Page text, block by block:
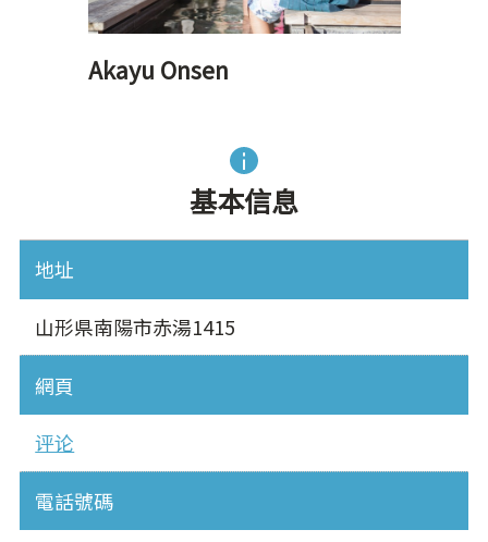
Akayu Onsen
基本信息
地址
山形県南陽市赤湯1415
網頁
评论
電話號碼